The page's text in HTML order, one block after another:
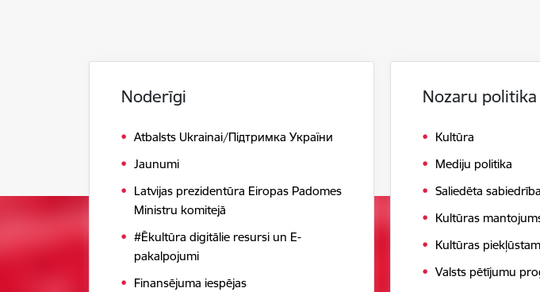
Noderīgi
Atbalsts Ukrainai/Підтримка України
Jaunumi
Latvijas prezidentūra Eiropas Padomes
Ministru komitejā
#Ēkultūra digitālie resursi un E-
pakalpojumi
Finansējuma iespējas
Nozaru politika
Kultūra
Mediju politika
Saliedēta sabiedrība
Kultūras
Kultūras
Valsts pētījumu